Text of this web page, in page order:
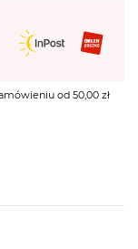
od 50,00 zł